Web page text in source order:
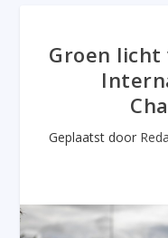
Groen
Geplaatst door